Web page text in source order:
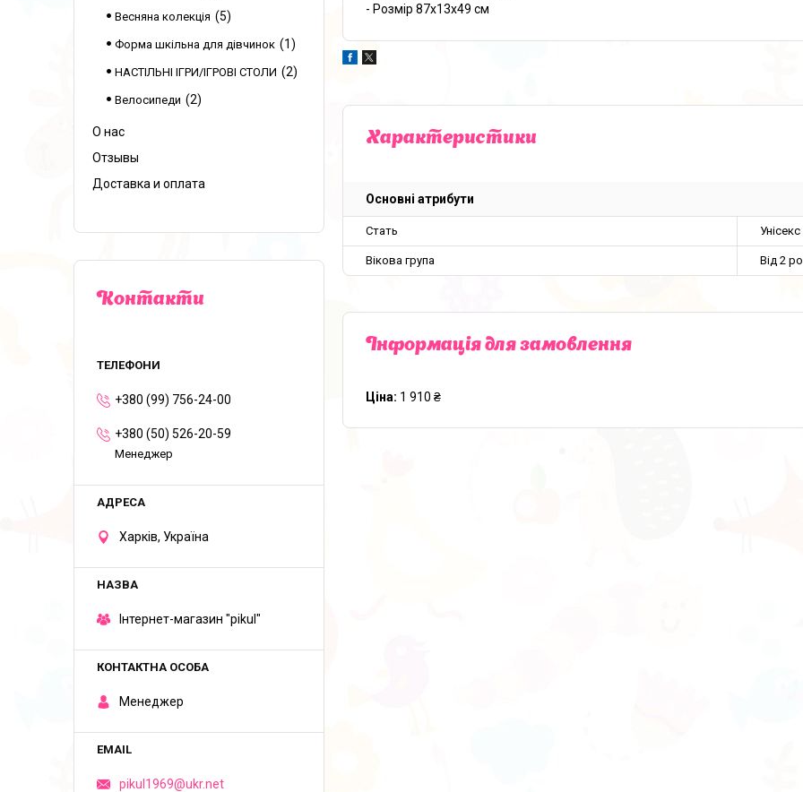
- Розмір 87х13х49 см
Характеристики
Основні атрибути
Стать Унісекс
Вікова група Від 2
Інформація для замовлення
Ціна: 1 910 ₴
Весняна колекція 5
Форма шкільна для дівчинок 1
НАСТІЛЬНІ ІГРИ/ІГРОВІ СТОЛИ 2
Велосипеди 2
О нас
Отзывы
Доставка и оплата
Контакти
+380 (99) 756-24-00
+380 (50) 526-20-59
Менеджер
Харків, Україна
Iнтернет-магазин "pikul"
Менеджер
pikul1969@ukr.net